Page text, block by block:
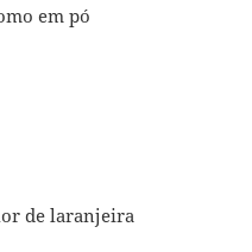
em pó
de laranjeira